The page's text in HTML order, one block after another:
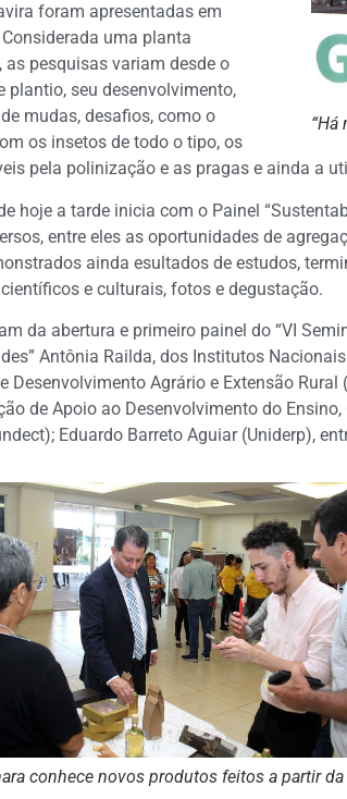
“Há
foram apresentadas em
uma planta
as pesquisas variam desde o
plantio, seu desenvolvimento,
mudas, desafios, como o
os insetos de todo o tipo, os
pela polinização e as pragas e ainda a
hoje a tarde inicia com o Painel
entre eles as oportunidades de
ainda esultados de estudos,
e culturais, fotos e degustação.
da abertura e primeiro painel do “VI
Antônia Railda, dos Institutos
Desenvolvimento Agrário e Extensão
de Apoio ao Desenvolvimento do
Eduardo Barreto Aguiar (Uniderp),
conhece novos produtos feitos a partir da